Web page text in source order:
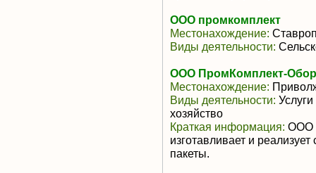
ООО промкомплект
Местонахождение:
Виды деятельности:
ООО ПромКомплект-
Местонахождение:
Виды деятельности:
хозяйство
Краткая информация: ООО
изготавливает и
пакеты.